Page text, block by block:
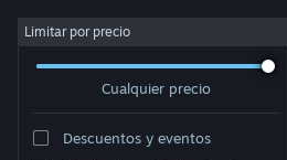
Iniciar sesión
Limitar por precio
Cualquier precio
Descuentos y eventos